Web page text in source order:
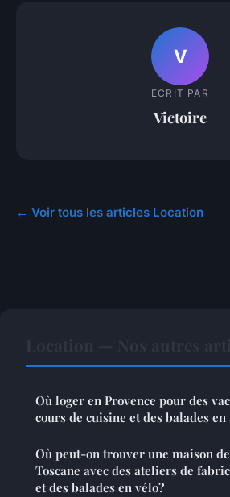
V
ECRIT PAR
Victoire
← Voir tous les articles Location
Où loger en Provence pour des
cours de cuisine et des balades
Où peut-on trouver une maison
Toscane avec des ateliers de
et des balades en vélo?